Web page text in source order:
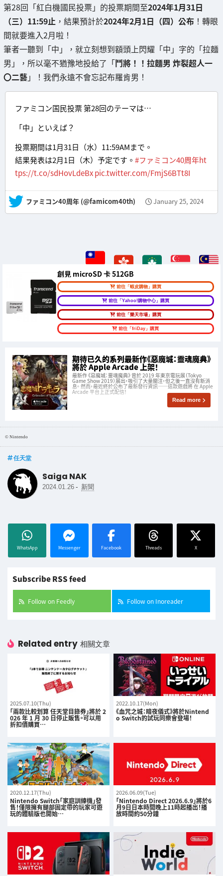
第28回「紅白機國民投票」的投票期間至2024年1月31日
（三）11:59止 ，結果預計於2024年2月1日（四）公布 ！轉眼
間就要進入2月啦！
筆者一聽到「中」，就立刻想到額頭上閃耀「中」字的「拉麵
男」，所以毫不猶豫地投給了「鬥將！！拉麵男 炸裂超人一
〇二藝」！我們永遠不會忘記布羅肯男！
ファミコン国民投票 第28回のテーマは…
「中」といえば？
投票期間は1月31日（水）11:59AMまで。
結果発表は2月1日（木）予定です。 #ファミコン40周年ht
tps://t.co/sdHovLdeBxpic.twitter.com/FmjS6BTt8I
— ファミコン40周年 (@famicom40th) January 25, 2024
創見 microSD 卡 512GB
前往「蝦皮購物」購買
前往「Yahoo!購物中心」購買
前往「樂天市場」購買
前往「friDay」購買
期待已久的系列最新作《惡魔城：靈魂魔典》
將於 Apple Arcade 上架！
最新作 《惡魔城：靈魂魔典》 曾於 2019 年東京電玩展（Tokyo
Game Show 2019）展出，吸引了大量關注，但之後一直沒有新消
息。 然而，最近終於公布了最新發行資訊——這款遊戲將 在 Apple
Arcade 平台上正式配信！
Read more
© Nintendo
任天堂
Saiga NAK
2024.01.26 - 新聞
WhatsApp Messenger Facebook Threads X
Subscribe RSS feed
Follow on Feedly Follow on Inoreader
Related entry 相關文章
2025.07.10(Thu)
「兩款比較划算 任天堂目錄券」將於 2
026 年 1 月 30 日停止販售。可以用
折扣價購買…
2022.10.17(Mon)
《血咒之城：暗夜儀式》將於Nintend
o Switch的試玩同樂會登場！
2020.12.17(Thu)
Nintendo Switch「家庭訓練機」發
售！僅限擁有腿部固定帶的玩家可遊
玩的體驗版也開始…
2026.06.09(Tue)
「Nintendo Direct 2026.6.9」將於6
月9日日本時間晚上11時起播出！播
放時間約50分鐘